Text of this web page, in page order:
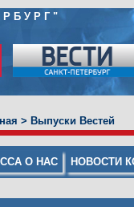
"
> Выпуски Вестей
О НАС НОВОСТИ